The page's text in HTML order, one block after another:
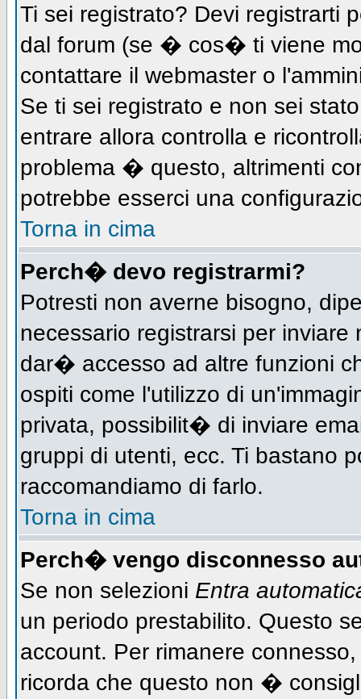
Ti sei registrato? Devi registrarti
dal forum (se � cos� ti viene
contattare il webmaster o
Se ti sei registrato e non sei
entrare allora controlla e
problema � questo, altrimenti
potrebbe esserci una
Torna in cima
Perch� devo registrarmi?
Potresti non averne bisogno,
necessario registrarsi per
dar� accesso ad altre funzioni
ospiti come l'utilizzo di
privata, possibilit� di inviare
gruppi di utenti, ecc. Ti bastano
raccomandiamo di farlo.
Torna in cima
Perch� vengo disconnesso
Se non selezioni Entra
un periodo prestabilito. Questo
account. Per rimanere
ricorda che questo non �